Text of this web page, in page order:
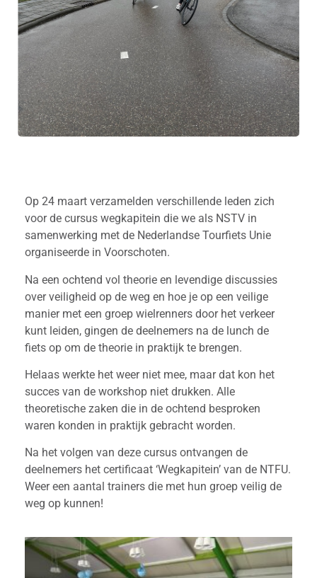
Op 24 maart verzamelden verschillende leden zich
voor de cursus wegkapitein die we als NSTV in
samenwerking met de Nederlandse Tourfiets Unie
organiseerde in Voorschoten.
Na een ochtend vol theorie en levendige discussies
over veiligheid op de weg en hoe je op een veilige
manier met een groep wielrenners door het verkeer
kunt leiden, gingen de deelnemers na de lunch de
fiets op om de theorie in praktijk te brengen.
Helaas werkte het weer niet mee, maar dat kon het
succes van de workshop niet drukken. Alle
theoretische zaken die in de ochtend besproken
waren konden in praktijk gebracht worden.
Na het volgen van deze cursus ontvangen de
deelnemers het certificaat ‘Wegkapitein’ van de NTFU.
Weer een aantal trainers die met hun groep veilig de
weg op kunnen!